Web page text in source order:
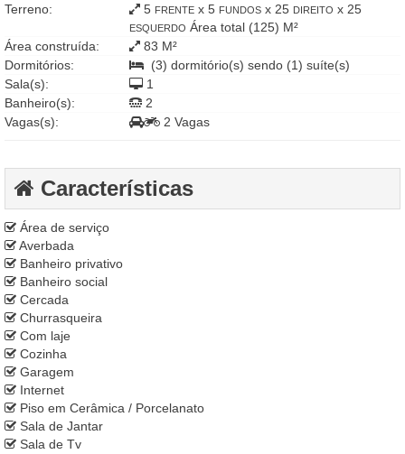
Terreno:
5 FRENTE x 5 FUNDOS x 25 DIREITO x 25
ESQUERDO Área total (125) M²
Área construída:
83 M²
Dormitórios:
(3) dormitório(s) sendo (1) suíte(s)
Sala(s):
1
Banheiro(s):
2
Vagas(s):
2 Vagas
Características
Área de serviço
Averbada
Banheiro privativo
Banheiro social
Cercada
Churrasqueira
Com laje
Cozinha
Garagem
Internet
Piso em Cerâmica / Porcelanato
Sala de Jantar
Sala de Tv